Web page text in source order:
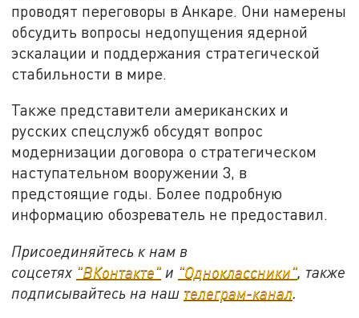
проводят переговоры в Анкаре. Они намерены
обсудить вопросы недопущения ядерной
эскалации и поддержания стратегической
стабильности в мире.
Также представители американских и
русских спецслужб обсудят вопрос
модернизации договора о стратегическом
наступательном вооружении 3, в
предстоящие годы. Более подробную
информацию обозреватель не предоставил.
Присоединяйтесь к нам в
соцсетях "ВКонтакте" и "Одноклассники", также
подписывайтесь на наш телеграм-канал.